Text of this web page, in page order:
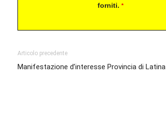
forniti.*
Articolo precedente
Manifestazione d’interesse Provincia di Latina